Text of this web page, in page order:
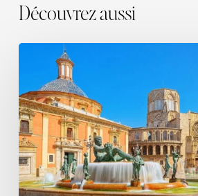
Découvrez aussi
méditerranéen